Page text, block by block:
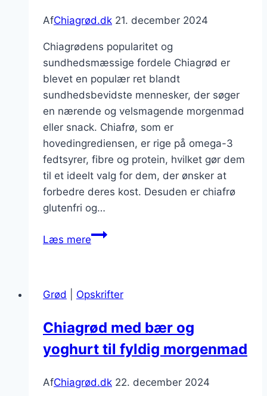
AfChiagrød.dk 21. december 2024
Chiagrødens popularitet og
sundhedsmæssige fordele Chiagrød er
blevet en populær ret blandt
sundhedsbevidste mennesker, der søger
en nærende og velsmagende morgenmad
eller snack. Chiafrø, som er
hovedingrediensen, er rige på omega-3
fedtsyrer, fibre og protein, hvilket gør dem
til et ideelt valg for dem, der ønsker at
forbedre deres kost. Desuden er chiafrø
glutenfri og…
Læs mereChiagrød
forkæler
Grød Opskrifter
Chiagrød med bær og
yoghurt til fyldig morgenmad
AfChiagrød.dk 22. december 2024